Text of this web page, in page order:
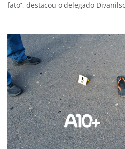
fato”, destacou o delegado